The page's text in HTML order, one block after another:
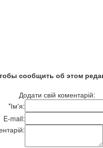
сообщить об этом
Додати свій коментарій:
*Ім'я:
E-mail: